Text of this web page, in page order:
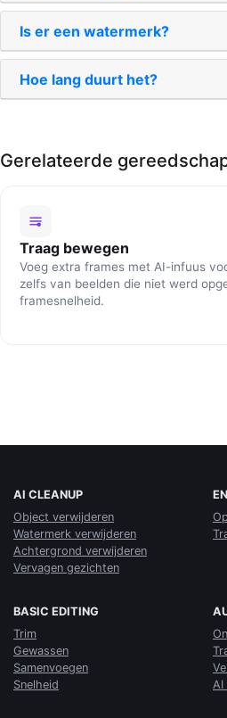
Is er een watermerk?
Hoe lang duurt het?
Gerelateerde
Traag bewegen
Voeg extra frames met AI-infuus
zelfs van beelden die niet werd
framesnelheid.
AI CLEANUP
Object verwijderen
Watermerk verwijderen
Achtergrond verwijderen
Vervagen gezichten
BASIC EDITING
Trim
Gewassen
Samenvoegen
Snelheid
AI